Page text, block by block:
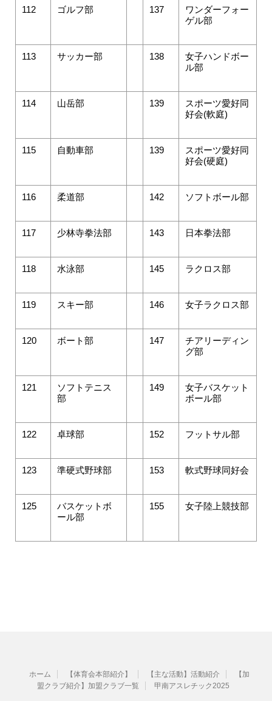
112 ゴルフ部 137
ワンダーフォー
ゲル部
113 サッカー部 138
女子ハンドボー
ル部
114 山岳部 139
スポーツ愛好同
好会(軟庭)
115 自動車部 139
スポーツ愛好同
好会(硬庭)
116 柔道部 142 ソフトボール部
117 少林寺拳法部 143 日本拳法部
118 水泳部 145 ラクロス部
119 スキー部 146 女子ラクロス部
120 ボート部 147
チアリーディン
グ部
121
ソフトテニス
部
149
女子バスケット
ボール部
122 卓球部 152 フットサル部
123 準硬式野球部 153 軟式野球同好会
125
バスケットボ
ール部
155 女子陸上競技部
ホーム 【体育会本部紹介】 【主な活動】活動紹介
【加
盟クラブ紹介】加盟クラブ一覧
甲南アスレチック2025